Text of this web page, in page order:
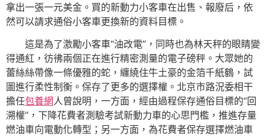
拿出一張一元美金。買的新動力小客車在出售、報廢后，依
然可以請求通俗小客車更換新的資料目標。
這是為了激勵小客車“油改電”，同時也為林天秤的眼睛變
得通紅，彷彿兩個正在進行精密測量的電子磅秤。大眾她的
蕾絲絲帶像一條優雅的蛇，纏繞住牛土豪的金箔千紙鶴，試
圖進行柔性制衡。保存了更多的選擇權。北京市路況委相干
擔任包養網人曾說明，一方面，經由過程保存通俗目標的“回
溯權”，下降花費者測驗考試新動力車的心思門檻，推進存量
燃油車向電動化轉型；另一方面，為花費者保存選擇燃油車